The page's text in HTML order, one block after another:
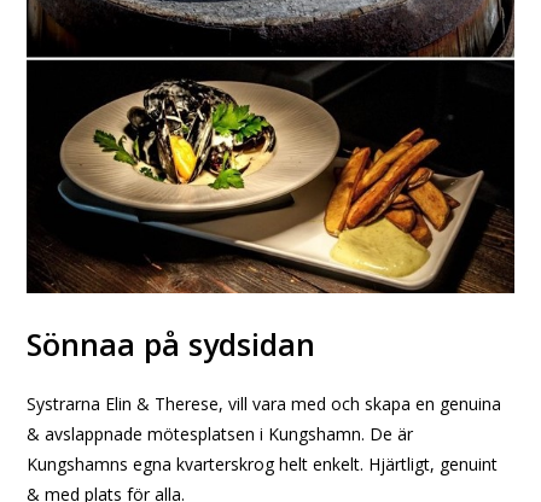
Sönnaa på sydsidan
Systrarna Elin & Therese, vill vara med och skapa en genuina
& avslappnade mötesplatsen i Kungshamn. De är
Kungshamns egna kvarterskrog helt enkelt. Hjärtligt, genuint
& med plats för alla.